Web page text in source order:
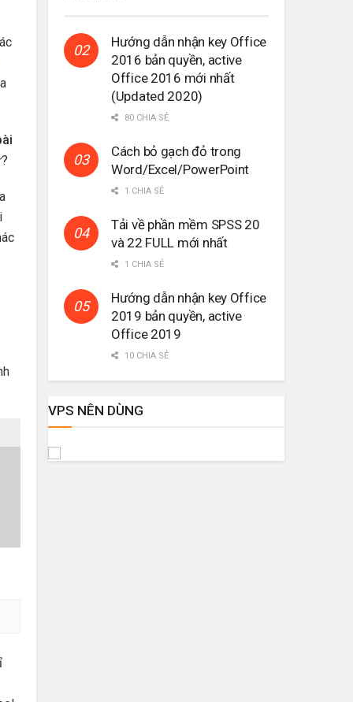
Hướng dẫn nhận key Office
2016 bản quyền, active
Office 2016 mới nhất
(Updated 2020)
80 CHIA SẺ
Cách bỏ gạch đỏ trong
Word/Excel/PowerPoint
1 CHIA SẺ
Tải về phần mềm SPSS 20
và 22 FULL mới nhất
1 CHIA SẺ
Hướng dẫn nhận key Office
2019 bản quyền, active
Office 2019
10 CHIA SẺ
VPS NÊN DÙNG